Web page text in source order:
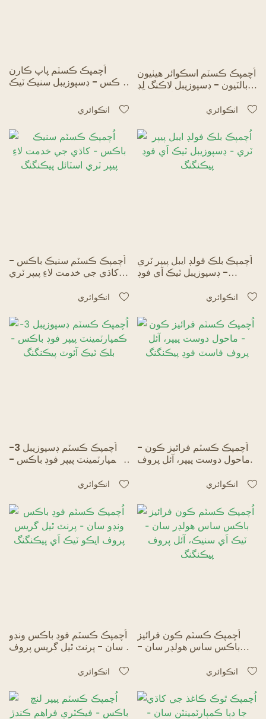
اُچمپڪ ڪسٽم پاپ ڪارن
باڪس - ڊسپوزيبل سنيڪ ٽيڪ
انڪوائري
اُچمپڪ ڪسٽم اسڪوائر هيٺيون
بالٽيون - ڊسپوزيبل لاڪنگ لِڊ
انڪوائري
اُچمپڪ ڪسٽم سنيڪ باڪس -
کاڌي جي خدمت لاءِ پيپر ٽري
انڪوائري
اُچمپڪ بلڪ فولڊ ايبل پيپر ٽري
- ڊسپوزيبل ٽيڪ اَي فوڊ
انڪوائري
اُچمپڪ ڪسٽم ڊسپوزيبل 3-
ڪمپارٽمينٽ پيپر فوڊ باڪس -
انڪوائري
اُچمپڪ ڪسٽم فرائيز ڪون -
ماحول دوست پيپر، آئل پروف
انڪوائري
اُچمپڪ ڪسٽم فوڊ باڪس ونڊو
سان - پرنٽ ٿيل گريس پروف
انڪوائري
اُچمپڪ ڪسٽم ڪون فرائيز
باڪس ساس هولڊر سان -
انڪوائري